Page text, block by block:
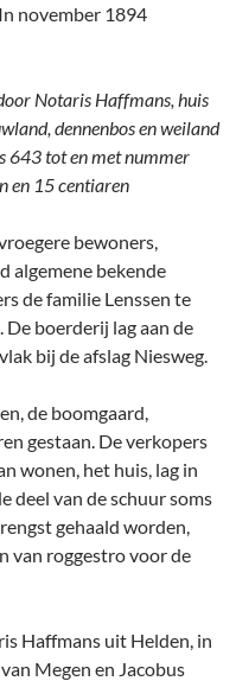
november 1894
Notaris Haffmans, huis
dennenbos en weiland
643 tot en met nummer
en 15 centiaren
bewoners,
algemene bekende
de familie Lenssen te
De boerderij lag aan de
bij de afslag Niesweg.
de boomgaard,
gestaan. De verkopers
wonen, het huis, lag in
deel van de schuur soms
gehaald worden,
van roggestro voor de
Haffmans uit Helden, in
Megen en Jacobus